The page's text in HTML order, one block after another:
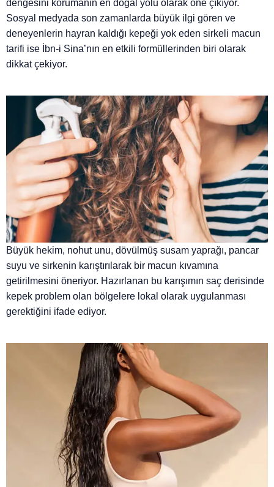
dengesini korumanın en doğal yolu olarak öne çıkıyor.
Sosyal medyada son zamanlarda büyük ilgi gören ve
deneyenlerin hayran kaldığı kepeği yok eden sirkeli macun
tarifi ise İbn-i Sina’nın en etkili formüllerinden biri olarak
dikkat çekiyor.
Büyük hekim, nohut unu, dövülmüş susam yaprağı, pancar
suyu ve sirkenin karıştırılarak bir macun kıvamına
getirilmesini öneriyor. Hazırlanan bu karışımın saç derisinde
kepek problem olan bölgelere lokal olarak uygulanması
gerektiğini ifade ediyor.